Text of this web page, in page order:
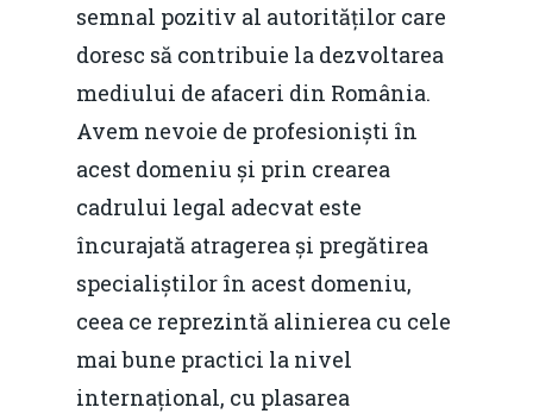
semnal pozitiv al autorităților care
doresc să contribuie la dezvoltarea
mediului de afaceri din România.
Avem nevoie de profesioniști în
acest domeniu și prin crearea
cadrului legal adecvat este
încurajată atragerea și pregătirea
specialiștilor în acest domeniu,
ceea ce reprezintă alinierea cu cele
mai bune practici la nivel
internațional, cu plasarea